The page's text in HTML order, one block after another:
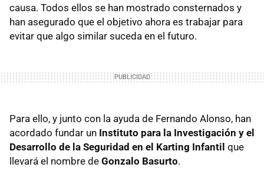
causa. Todos ellos se han mostrado consternados y
han asegurado que el objetivo ahora es trabajar para
evitar que algo similar suceda en el futuro.
Para ello, y junto con la ayuda de Fernando Alonso, han
acordado fundar un Instituto para la Investigación y el
Desarrollo de la Seguridad en el Karting Infantil que
llevará el nombre de Gonzalo Basurto.